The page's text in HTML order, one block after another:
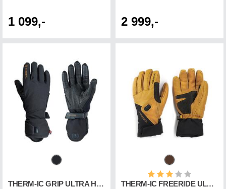
1 099,- 2 999,-
THERM-IC GRIP ULTRA HEAT GLOVE
Betyg:
THERM-IC FREERIDE ULTRA HEAT